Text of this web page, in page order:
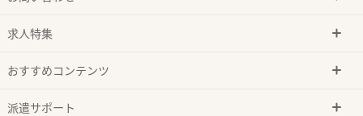
求人特集
おすすめコンテンツ
派遣サポート